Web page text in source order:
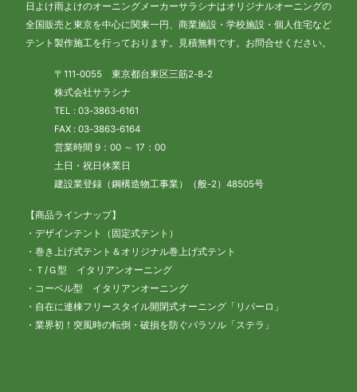
日よけ雨よけのオーニングメーカーサラシナはオリジナルオーニングの
全国販売と東京を中心に関東一円、商業施設・学校施設・個人住宅など
テント製作施工を行っております。見積無料です。お問合せください。
〒111-0055 東京都台東区三筋2-8-2
株式会社サラシナ
TEL : 03-3863-6161
FAX : 03-3863-6164
営業時間 9：00 ～ 17：00
土日・祝日休業日
建設業登録（鋼構造物工事業）（般-2）48505号
【商品ラインナップ】
・デザインテント（固定式テント）
・巻き上げ式テント＆オリジナル巻上げ式テント
・Ｔ/Ｇ型 イタリアンオーニング
・コーベル型 イタリアンオーニング
・自在に連棟フリースタイル開閉式オーニング「リパーロ」
・業界初！突風時の転倒・破損を防ぐパラソル「ステラ」